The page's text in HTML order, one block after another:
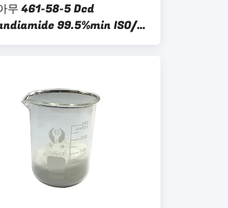
무 461-58-5 Dcd
99.5%min ISO/없
달 당 2,000 톤